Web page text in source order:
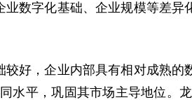
业数字化基础、企业规模等差
较好，企业内部具有相对成熟
水平，巩固其市场主导地位。